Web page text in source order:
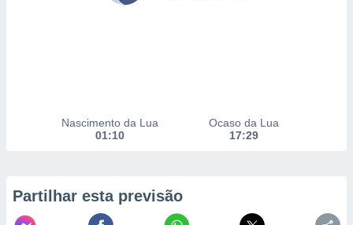
utilizar
Nascimento da Lua
01:10
Ocaso da Lua
17:29
Partilhar esta previsão